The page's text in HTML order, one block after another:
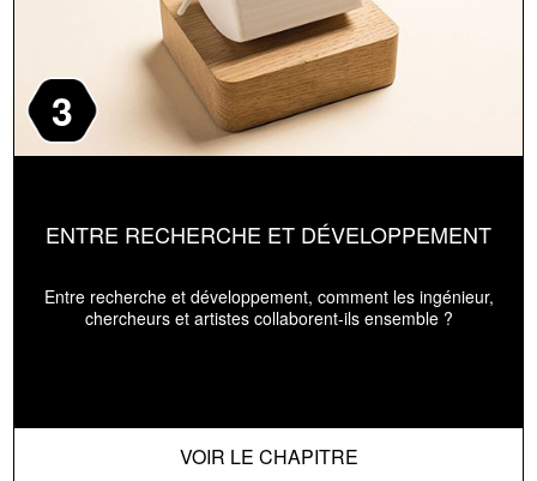
3
ENTRE RECHERCHE ET DÉVELOPPEMENT
Entre recherche et développement, comment les ingénieur,
chercheurs et artistes collaborent-ils ensemble ?
VOIR LE CHAPITRE